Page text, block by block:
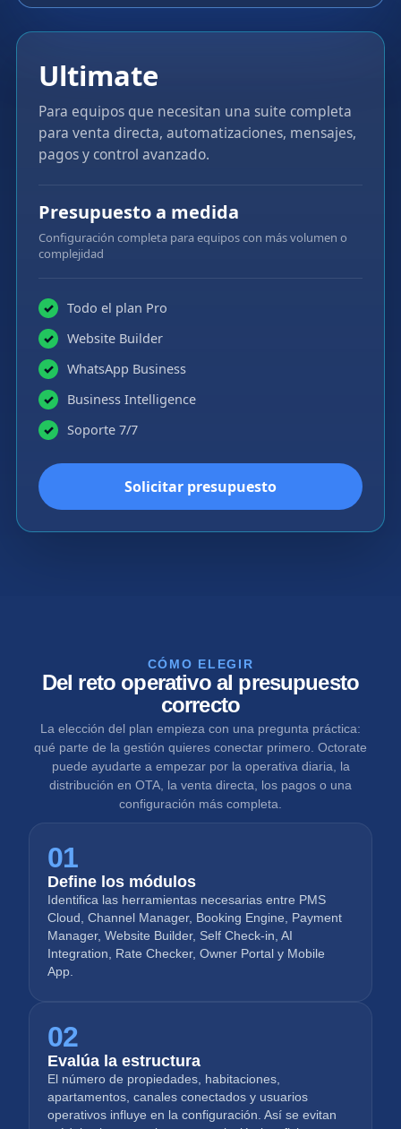
Ultimate
Para equipos que necesitan una suite completa
para venta directa, automatizaciones, mensajes,
pagos y control avanzado.
Presupuesto a medida
Configuración completa para equipos con más volumen o
complejidad
✓ Todo el plan Pro
✓ Website Builder
✓ WhatsApp Business
✓ Business Intelligence
✓ Soporte 7/7
Solicitar presupuesto
CÓMO ELEGIR
Del reto operativo al presupuesto
correcto
La elección del plan empieza con una pregunta práctica:
qué parte de la gestión quieres conectar primero. Octorate
puede ayudarte a empezar por la operativa diaria, la
distribución en OTA, la venta directa, los pagos o una
configuración más completa.
01
Define los módulos
Identifica las herramientas necesarias entre PMS
Cloud, Channel Manager, Booking Engine, Payment
Manager, Website Builder, Self Check-in, AI
Integration, Rate Checker, Owner Portal y Mobile
App.
02
Evalúa la estructura
El número de propiedades, habitaciones,
apartamentos, canales conectados y usuarios
operativos influye en la configuración. Así se evitan